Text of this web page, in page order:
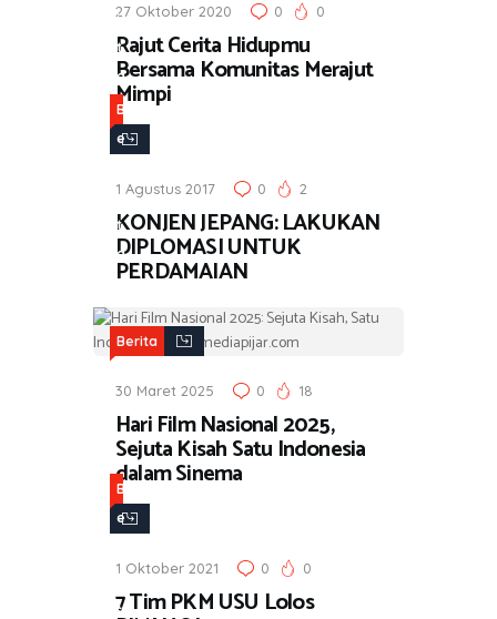
i
t
a
27 Oktober 2020 0 0
Rajut Cerita Hidupmu
Bersama Komunitas Merajut
Mimpi
B
e
i
t
a
1 Agustus 2017 0 2
KONJEN JEPANG: LAKUKAN
DIPLOMASI UNTUK
PERDAMAIAN
Berita
30 Maret 2025 0 18
Hari Film Nasional 2025,
Sejuta Kisah Satu Indonesia
dalam Sinema
B
e
i
t
1 Oktober 2021 0 0
7 Tim PKM USU Lolos